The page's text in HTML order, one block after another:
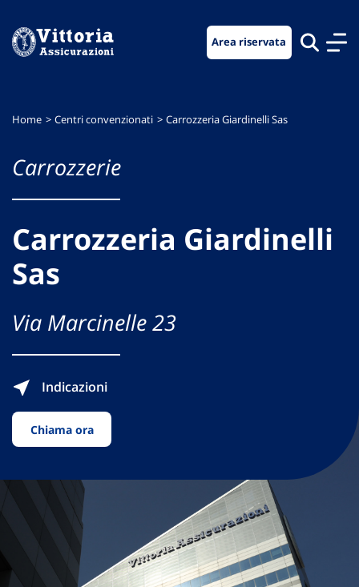
menu
contenuto
footer
Area riservata
Home Centri convenzionati Carrozzeria Giardinelli Sas
Carrozzerie
Carrozzeria Giardinelli
Sas
Via Marcinelle 23
Indicazioni
Chiama ora